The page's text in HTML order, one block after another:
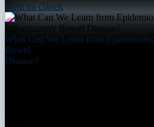
přejít na článek
What Can We Learn from
Bowel
Disease?